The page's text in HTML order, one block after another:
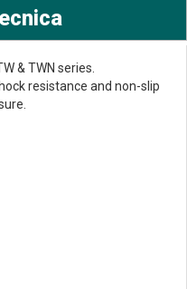
& TWN series.
resistance and non-slip